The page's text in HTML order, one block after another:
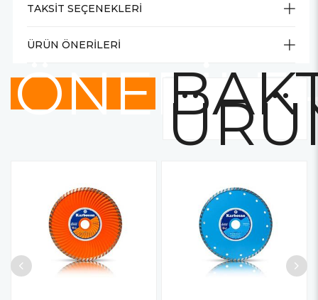
TAKSIT SEÇENEKLERI
ÜRÜN ÖNERILERI